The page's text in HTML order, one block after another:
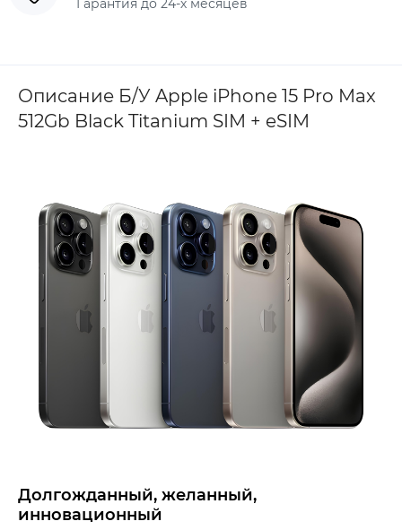
Гарантия до 24-х месяцев
Описание Б/У Apple iPhone 15 Pro Max
512Gb Black Titanium SIM + eSIM
Долгожданный, желанный,
инновационный